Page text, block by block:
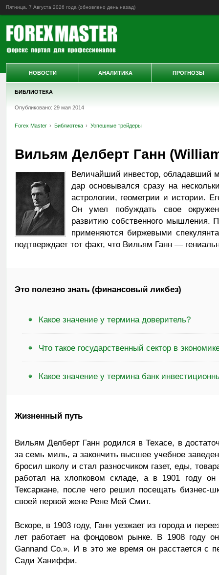
Пятница, 7 Августа 2026 года (обновлено день назад)
БИБЛИОТЕКА
Опубликовано: 29 мая 2014
Forex Master Библиотека Успешные трейдеры
Вильям Делберт Ганн
Величайший инвестор, обладавший
дар основывался сразу на
астрологии, геометрии и истории.
Он умел побуждать свое
развитию собственного мышления.
применяются биржевыми
подтверждает тот факт, что Вильям Ганн —
Это полезно знать (финансовый ликбез)
Какое значение у термина доверитель?
Что такое государственный сектор в
Какое значение у термина банк
Жизненный путь
Вильям Делберт Ганн родился в Техасе, в
за семь миль, а закончить высшее учебное
бросил школу и стал разносчиком газет, еды,
работал на хлопковом складе, а в 1901 году он
Тексаркане, после чего решил посещать
своей первой жене Рене Мей Смит.
Вскоре, в 1903 году, Ганн уезжает из города и
лет работает на фондовом рынке. В 1908 году
Gannand Co.». И в это же время он расстается с
Сади Ханиффи.
НОВОСТИ АНАЛИТИКА ПРОГНОЗЫ